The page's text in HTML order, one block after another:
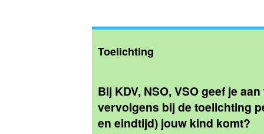
Toelichting
Bij KDV, NSO, VSO geef je
vervolgens bij de toelichting
en eindtijd) jouw kind komt?